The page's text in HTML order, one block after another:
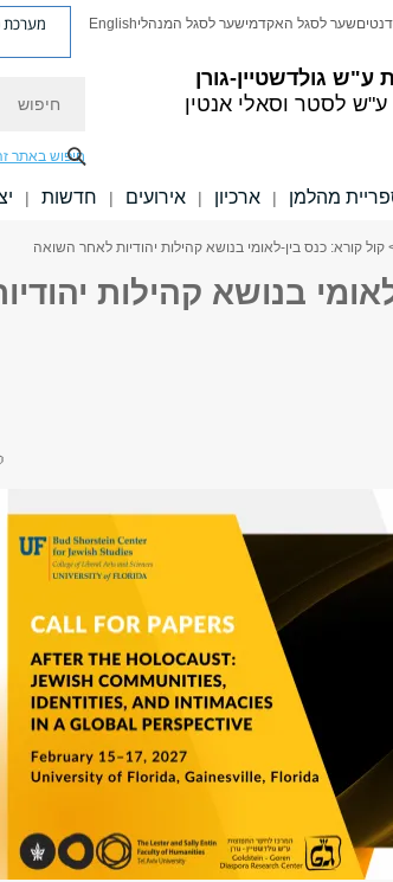
גולדשטיין-גורן
ע"ש לסטר וסאלי אנטין
שער לסגל האקדמישער לסגל המנהליEnglish מערכת
חיפוש באתר
מהלמן | ארכיון | אירועים | חדשות |
קול קורא: כנס בין-לאומי בנושא קהילות יהודיות לאחר השואה
בנושא קהילות